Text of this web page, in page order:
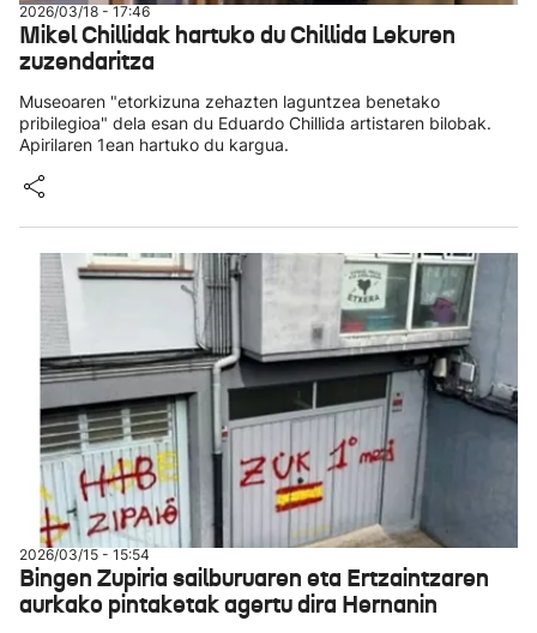
2026/03/18 - 17:46
Mikel Chillidak hartuko du Chillida Lekuren
zuzendaritza
Museoaren "etorkizuna zehazten laguntzea benetako
pribilegioa" dela esan du Eduardo Chillida artistaren bilobak.
Apirilaren 1ean hartuko du kargua.
2026/03/15 - 15:54
Bingen Zupiria sailburuaren eta Ertzaintzaren
aurkako pintaketak agertu dira Hernanin